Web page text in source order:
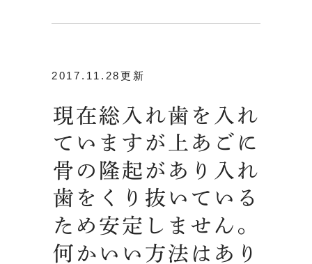
2017.11.28更新
現在総入れ歯を入れ
ていますが上あごに
骨の隆起があり入れ
歯をくり抜いている
ため安定しません。
何かいい方法はあり